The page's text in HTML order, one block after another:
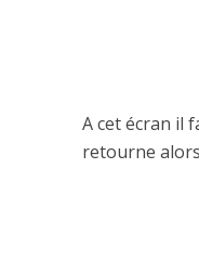
A cet écran il
retourne